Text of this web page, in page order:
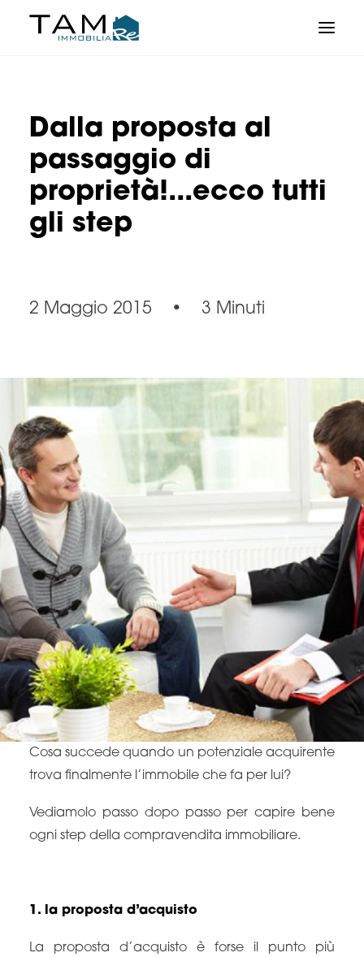
Dalla proposta al
passaggio di
proprietà!...ecco tutti
gli step
2 Maggio 2015 • 3 Minuti
Cosa succede quando un potenziale acquirente
trova finalmente l’immobile che fa per lui?
Vediamolo passo dopo passo per capire bene
ogni step della compravendita immobiliare.
1. la proposta d’acquisto
La proposta d’acquisto è forse il punto più